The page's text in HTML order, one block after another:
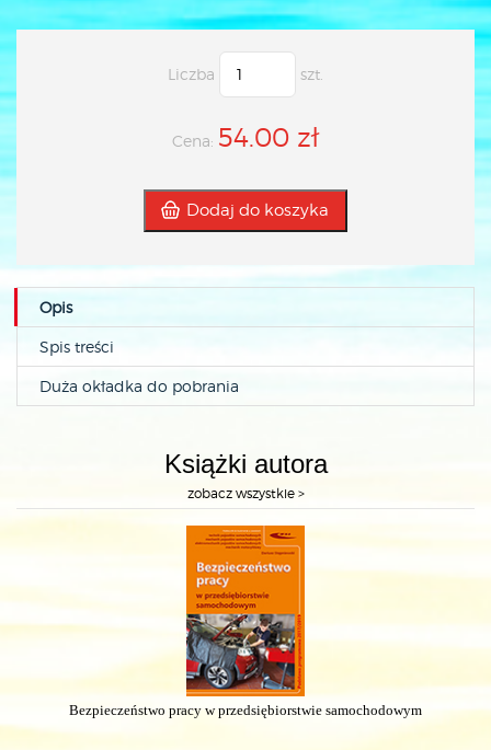
Liczba szt.
Cena: 54.00 zł
Dodaj do koszyka
Opis
Spis treści
Duża okładka do pobrania
Książki autora
zobacz wszystkie >
Bezpieczeństwo pracy w przedsiębiorstwie samochodowym